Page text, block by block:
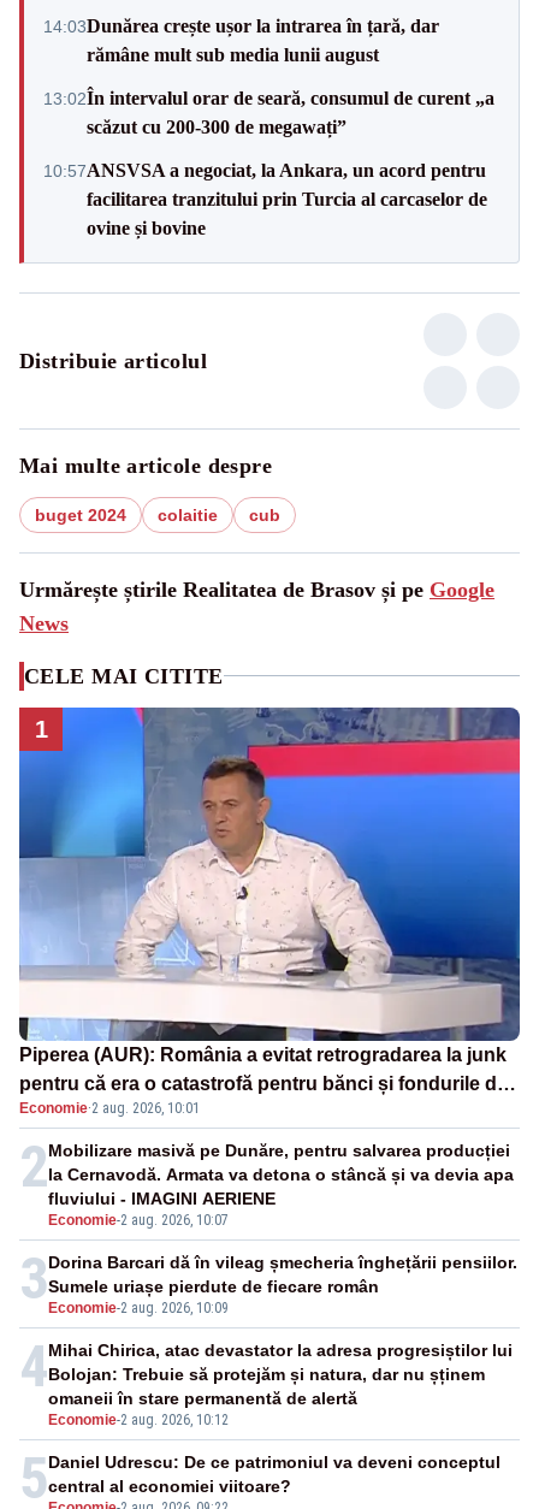
14:03Dunărea crește ușor la intrarea în țară, dar
rămâne mult sub media lunii august
13:02În intervalul orar de seară, consumul de curent „a
scăzut cu 200-300 de megawați”
10:57ANSVSA a negociat, la Ankara, un acord pentru
facilitarea tranzitului prin Turcia al carcaselor de
ovine și bovine
Distribuie articolul
Mai multe articole despre
buget 2024 colaitie cub
Urmărește știrile Realitatea de Brasov și pe Google
News
CELE MAI CITITE
1
Piperea (AUR): România a evitat retrogradarea la junk
pentru că era o catastrofă pentru bănci și fondurile de
pensii
Economie·2 aug. 2026, 10:01
2
Economie-2 aug. 2026, 10:07
Mobilizare masivă pe Dunăre, pentru salvarea producției
la Cernavodă. Armata va detona o stâncă și va devia apa
fluviului - IMAGINI AERIENE
3 Economie-2 aug. 2026, 10:09
Dorina Barcari dă în vileag șmecheria înghețării pensiilor.
Sumele uriașe pierdute de fiecare român
4
Economie-2 aug. 2026, 10:12
Mihai Chirica, atac devastator la adresa progresiștilor lui
Bolojan: Trebuie să protejăm și natura, dar nu șținem
omaneii în stare permanentă de alertă
5Daniel Udrescu: De ce patrimoniul va deveni conceptul
central al economiei viitoare?